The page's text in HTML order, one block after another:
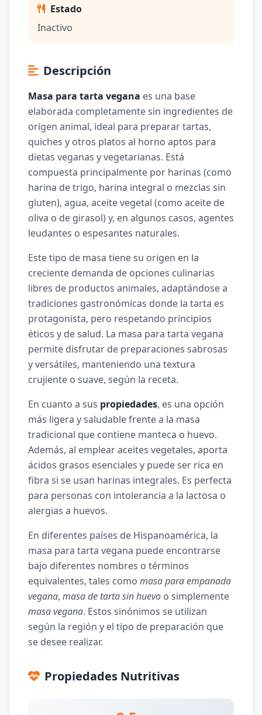
Estado
Inactivo
Descripción
Masa para tarta vegana es una base
elaborada completamente sin ingredientes de
origen animal, ideal para preparar tartas,
quiches y otros platos al horno aptos para
dietas veganas y vegetarianas. Está
compuesta principalmente por harinas (como
harina de trigo, harina integral o mezclas sin
gluten), agua, aceite vegetal (como aceite de
oliva o de girasol) y, en algunos casos, agentes
leudantes o espesantes naturales.
Este tipo de masa tiene su origen en la
creciente demanda de opciones culinarias
libres de productos animales, adaptándose a
tradiciones gastronómicas donde la tarta es
protagonista, pero respetando principios
éticos y de salud. La masa para tarta vegana
permite disfrutar de preparaciones sabrosas
y versátiles, manteniendo una textura
crujiente o suave, según la receta.
En cuanto a sus propiedades, es una opción
más ligera y saludable frente a la masa
tradicional que contiene manteca o huevo.
Además, al emplear aceites vegetales, aporta
ácidos grasos esenciales y puede ser rica en
fibra si se usan harinas integrales. Es perfecta
para personas con intolerancia a la lactosa o
alergias a huevos.
En diferentes países de Hispanoamérica, la
masa para tarta vegana puede encontrarse
bajo diferentes nombres o términos
equivalentes, tales como masa para empanada
vegana, masa de tarta sin huevo o simplemente
masa vegana. Estos sinónimos se utilizan
según la región y el tipo de preparación que
se desee realizar.
Propiedades Nutritivas